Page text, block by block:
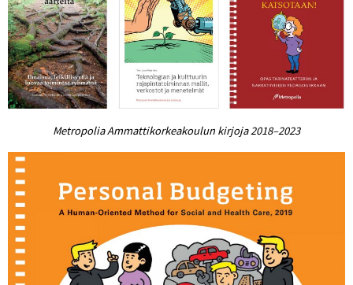
Metropolia Ammattikorkeakoulun kirjoja 2018–2023